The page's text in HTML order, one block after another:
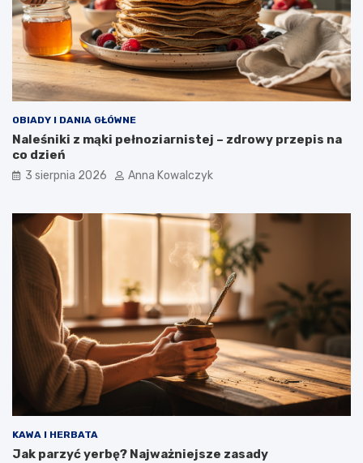
OBIADY I DANIA GŁÓWNE
Naleśniki z mąki pełnoziarnistej – zdrowy przepis na
co dzień
3 sierpnia 2026 Anna Kowalczyk
KAWA I HERBATA
Jak parzyć yerbę? Najważniejsze zasady